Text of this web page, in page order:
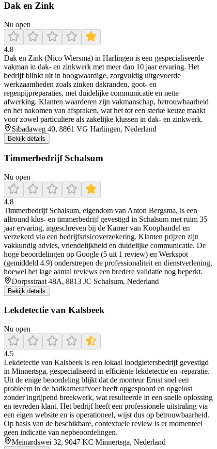
Dak en Zink
Nu open
4.8
Dak en Zink (Nico Wiersma) in Harlingen is een gespecialiseerde
vakman in dak- en zinkwerk met meer dan 10 jaar ervaring. Het
bedrijf blinkt uit in hoogwaardige, zorgvuldig uitgevoerde
werkzaamheden zoals zinken dakranden, goot- en
regenpijpreparaties, met duidelijke communicatie en nette
afwerking. Klanten waarderen zijn vakmanschap, betrouwbaarheid
en het nakomen van afspraken, wat het tot een sterke keuze maakt
voor zowel particuliere als zakelijke klussen in dak- en zinkwerk.
Sibadaweg 40, 8861 VG Harlingen, Nederland
Bekijk details
Timmerbedrijf Schalsum
Nu open
4.8
Timmerbedrijf Schalsum, eigendom van Anton Bergsma, is een
allround klus- en timmerbedrijf gevestigd in Schalsum met ruim 35
jaar ervaring, ingeschreven bij de Kamer van Koophandel en
verzekerd via een bedrijfsrisicoverzekering. Klanten prijzen zijn
vakkundig advies, vriendelijkheid en duidelijke communicatie. De
hoge beoordelingen op Google (5 uit 1 review) en Werkspot
(gemiddeld 4.9) onderstrepen de professionaliteit en dienstverlening,
hoewel het lage aantal reviews een bredere validatie nog beperkt.
Dorpsstraat 48A, 8813 JC Schalsum, Nederland
Bekijk details
Lekdetectie van Kalsbeek
Nu open
4.5
Lekdetectie van Kalsbeek is een lokaal loodgietersbedrijf gevestigd
in Minnertsga, gespecialiseerd in efficiënte lekdetectie en -reparatie.
Uit de enige beoordeling blijkt dat de monteur Ernst snel een
probleem in de badkamerafvoer heeft opgespoord en opgelost
zonder ingrijpend breekwerk, wat resulteerde in een snelle oplossing
en tevreden klant. Het bedrijf heeft een professionele uitstraling via
een eigen website en is operationeel, wijst dus op betrouwbaarheid.
Op basis van de beschikbare, contextuele review is er momenteel
geen indicatie van nepbeoordelingen.
Meinardswei 32, 9047 KC Minnertsga, Nederland